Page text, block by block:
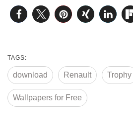
TAGS:
download Renault Trophy
Wallpapers for Free